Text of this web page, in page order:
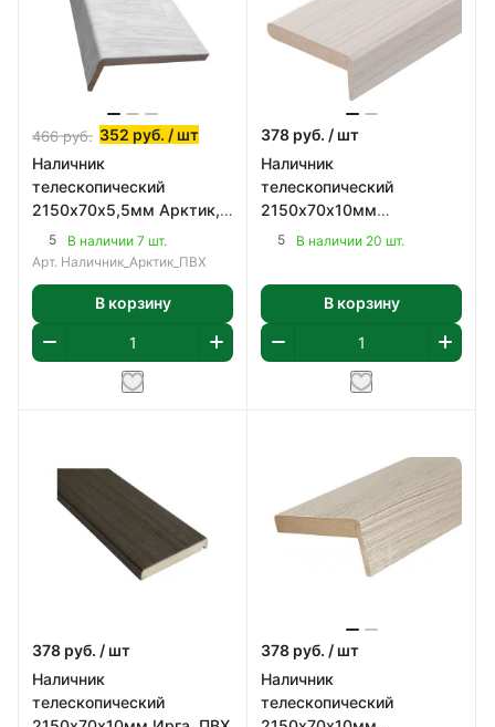
466руб. 352 руб. / шт
Наличник
телескопический
2150х70х5,5мм Арктик,
ПВХ5
В наличии 7 шт.
Арт. Наличник_Арктик_ПВХ
В корзину
378 руб. / шт
Наличник
телескопический
2150х70х10мм
Лиственница беленая,
5 В наличии 20 шт.
В корзину
378 руб. / шт
Наличник
телескопический
378 руб. / шт
Наличник
телескопический